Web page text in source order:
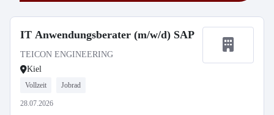
IT Anwendungsberater (m/w/d) SAP
TEICON ENGINEERING
Kiel
Vollzeit Jobrad
28.07.2026